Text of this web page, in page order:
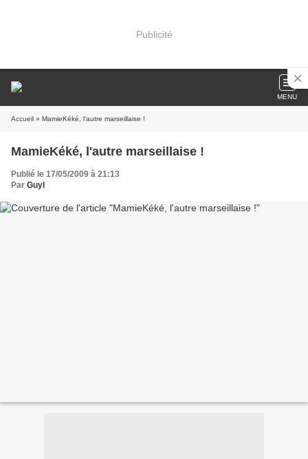
Publicité
MENU
Accueil » MamieKéké, l'autre marseillaise !
MamieKéké, l'autre marseillaise !
Publié le 17/05/2009 à 21:13
Par Guyl